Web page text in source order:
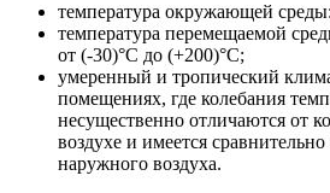
температура окружающей
температура перемещаемой
от (-30)°С до (+200)°С;
умеренный и тропический
помещениях, где колебания
несущественно отличаются от
воздухе и имеется
наружного воздуха.